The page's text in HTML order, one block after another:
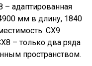
адаптированная
мм в длину, 1840
CX9
– только два ряда
пространством.